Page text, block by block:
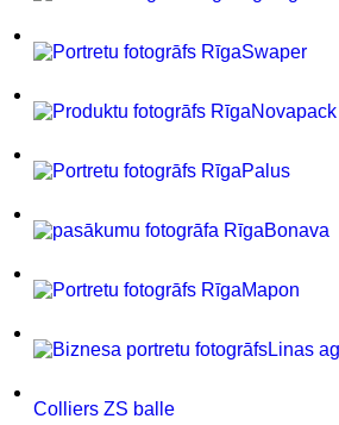
Swaper
Novapack
Palus
Bonava
Mapon
Linas
Colliers ZS balle